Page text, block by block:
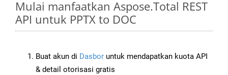
Mulai manfaatkan Aspose.Total REST
API untuk PPTX to DOC
Buat akun di Dasbor untuk mendapatkan kuota API
& detail otorisasi gratis